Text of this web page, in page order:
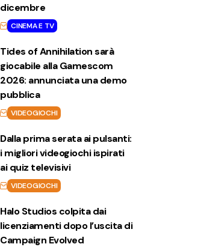
dicembre
CINEMA E TV
Tides of Annihilation sarà
giocabile alla Gamescom
2026: annunciata una demo
pubblica
VIDEOGIOCHI
Dalla prima serata ai pulsanti:
i migliori videogiochi ispirati
ai quiz televisivi
VIDEOGIOCHI
Halo Studios colpita dai
licenziamenti dopo l’uscita di
Campaign Evolved